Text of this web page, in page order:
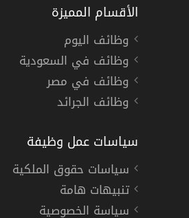
الأقسام المميزة
وظائف اليوم
وظائف في السعودية
وظائف في مصر
وظائف الجرائد
سياسات عمل وظيفة
سياسات حقوق الملكية
تنبيهات هامة
سياسة الخصوصية